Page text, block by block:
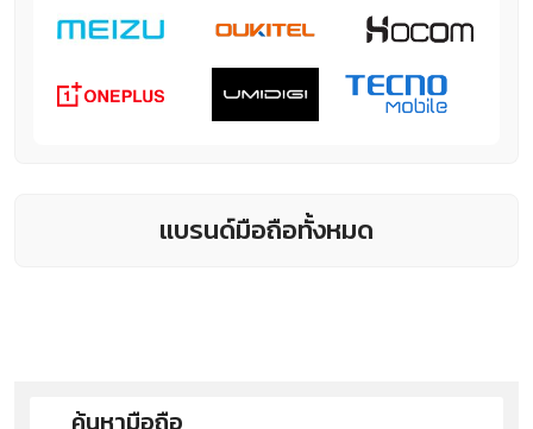
แบรนด์มือถือทั้งหมด